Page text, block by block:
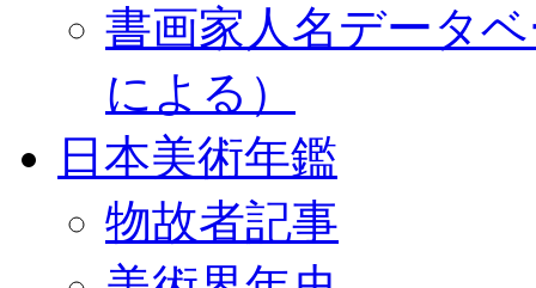
書画家人名データ
による）
日本美術年鑑
物故者記事